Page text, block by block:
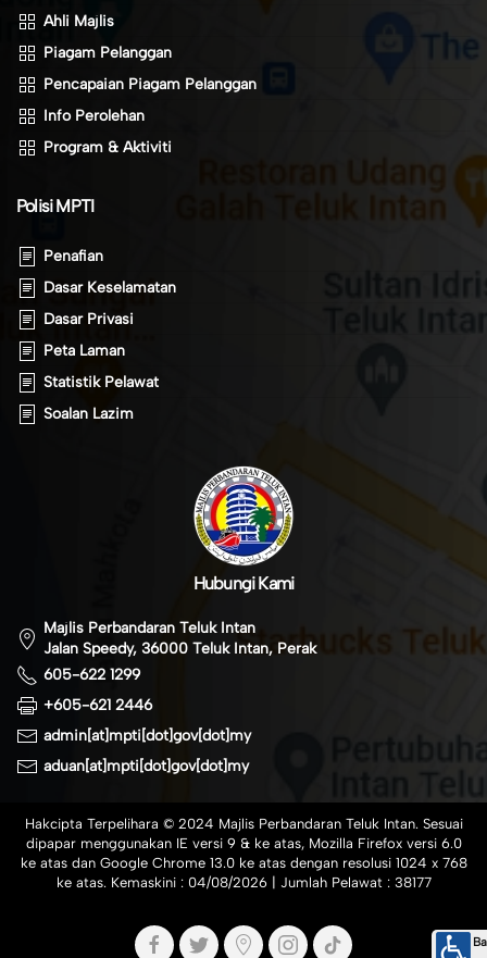
Ahli Majlis
Piagam Pelanggan
Pencapaian Piagam Pelanggan
Info Perolehan
Program & Aktiviti
Polisi MPTI
Penafian
Dasar Keselamatan
Dasar Privasi
Peta Laman
Statistik Pelawat
Soalan Lazim
Hubungi Kami
Majlis Perbandaran Teluk Intan
Jalan Speedy, 36000 Teluk Intan, Perak
605-622 1299
+605-621 2446
admin[at]mpti[dot]gov[dot]my
aduan[at]mpti[dot]gov[dot]my
Hakcipta Terpelihara © 2024 Majlis Perbandaran Teluk Intan. Sesuai
dipapar menggunakan IE versi 9 & ke atas, Mozilla Firefox versi 6.0
ke atas dan Google Chrome 13.0 ke atas dengan resolusi 1024 x 768
ke atas. Kemaskini : 04/08/2026 | Jumlah Pelawat : 38177